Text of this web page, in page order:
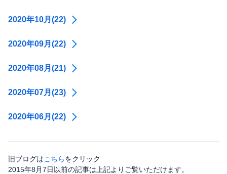
2020年10月(22)
2020年09月(22)
2020年08月(21)
2020年07月(23)
2020年06月(22)
旧ブログはこちらをクリック
2015年8月7日以前の記事は上記よりご覧いただけます。